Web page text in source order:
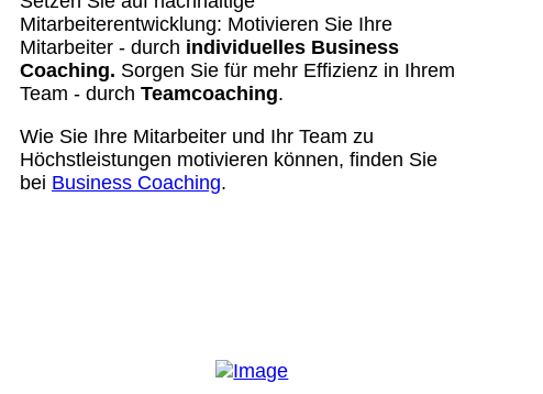
Mitarbeiterentwicklung: Motivieren Sie Ihre
Mitarbeiter - durch individuelles Business
Coaching. Sorgen Sie für mehr Effizienz in Ihrem
Team - durch Teamcoaching.
Wie Sie Ihre Mitarbeiter und Ihr Team zu
Höchstleistungen motivieren können, finden Sie
bei Business Coaching.